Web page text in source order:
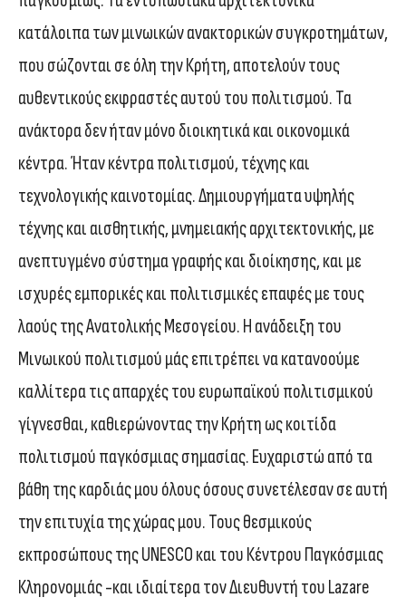
κατάλοιπα των μινωικών ανακτορικών συγκροτημάτων,
που σώζονται σε όλη την Κρήτη, αποτελούν τους
αυθεντικούς εκφραστές αυτού του πολιτισμού. Τα
ανάκτορα δεν ήταν μόνο διοικητικά και οικονομικά
κέντρα. Ήταν κέντρα πολιτισμού, τέχνης και
τεχνολογικής καινοτομίας. Δημιουργήματα υψηλής
τέχνης και αισθητικής, μνημειακής αρχιτεκτονικής, με
ανεπτυγμένο σύστημα γραφής και διοίκησης, και με
ισχυρές εμπορικές και πολιτισμικές επαφές με τους
λαούς της Ανατολικής Μεσογείου. Η ανάδειξη του
Μινωικού πολιτισμού μάς επιτρέπει να κατανοούμε
καλλίτερα τις απαρχές του ευρωπαϊκού πολιτισμικού
γίγνεσθαι, καθιερώνοντας την Κρήτη ως κοιτίδα
πολιτισμού παγκόσμιας σημασίας. Ευχαριστώ από τα
βάθη της καρδιάς μου όλους όσους συνετέλεσαν σε αυτή
την επιτυχία της χώρας μου. Τους θεσμικούς
εκπροσώπους της UNESCO και του Κέντρου Παγκόσμιας
Κληρονομιάς -και ιδιαίτερα τον Διευθυντή του Lazare